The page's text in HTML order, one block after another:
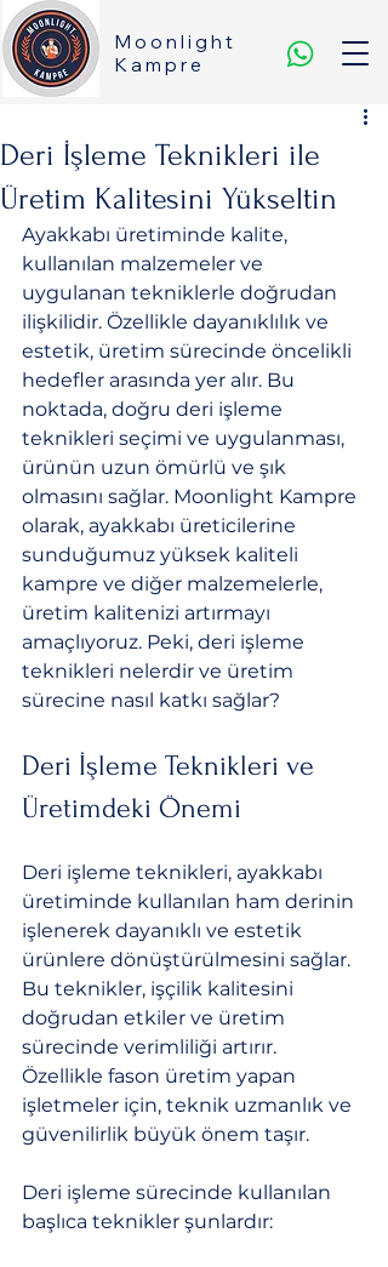
Moonlight
Kampre
Deri İşleme Teknikleri ile
Üretim Kalitesini Yükseltin
Ayakkabı üretiminde kalite,
kullanılan malzemeler ve
uygulanan tekniklerle doğrudan
ilişkilidir. Özellikle dayanıklılık ve
estetik, üretim sürecinde öncelikli
hedefler arasında yer alır. Bu
noktada, doğru deri işleme
teknikleri seçimi ve uygulanması,
ürünün uzun ömürlü ve şık
olmasını sağlar. Moonlight Kampre
olarak, ayakkabı üreticilerine
sunduğumuz yüksek kaliteli
kampre ve diğer malzemelerle,
üretim kalitenizi artırmayı
amaçlıyoruz. Peki, deri işleme
teknikleri nelerdir ve üretim
sürecine nasıl katkı sağlar?
Deri İşleme Teknikleri ve
Üretimdeki Önemi
Deri işleme teknikleri, ayakkabı
üretiminde kullanılan ham derinin
işlenerek dayanıklı ve estetik
ürünlere dönüştürülmesini sağlar.
Bu teknikler, işçilik kalitesini
doğrudan etkiler ve üretim
sürecinde verimliliği artırır.
Özellikle fason üretim yapan
işletmeler için, teknik uzmanlık ve
güvenilirlik büyük önem taşır.
Deri işleme sürecinde kullanılan
başlıca teknikler şunlardır: